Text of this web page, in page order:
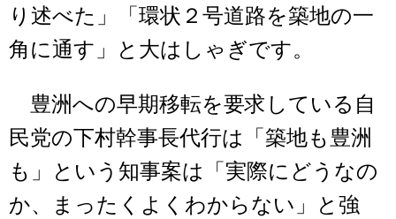
り述べた」「環状２号道路を築地の一
角に通す」と大はしゃぎです。
豊洲への早期移転を要求している自
民党の下村幹事長代行は「築地も豊洲
も」という知事案は「実際にどうなの
か、まったくよくわからない」と強